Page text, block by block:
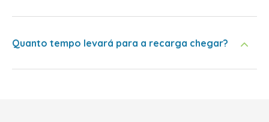
Quanto tempo levará para a recarga chegar?